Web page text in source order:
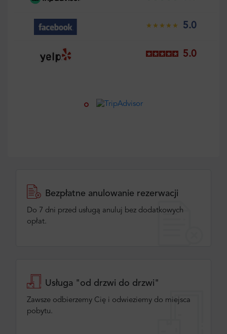
5.0
5.0
Bezpłatne anulowanie rezerwacji
Do 7 dni przed usługą anuluj bez dodatkowych
opłat.
Usługa "od drzwi do drzwi"
Zawsze odbierzemy Cię i odwieziemy do miejsca
pobytu.